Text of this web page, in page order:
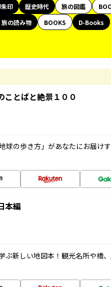
印 歴史時代 旅の図鑑
の読み物 BOOKS
D-Books
ことばと絶景１００
球の歩き方」があなたにお届け
本編
ぶ新しい地図本！観光名所や橋